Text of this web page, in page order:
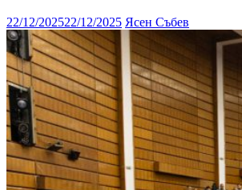
22/12/202522/12/2025 Ясен Събев